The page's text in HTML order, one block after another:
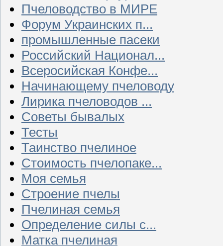
Пчеловодство в МИРЕ
Форум Украинских п...
промышленные пасеки
Российский Национал...
Всеросийская Конфе...
Начинающему пчеловоду
Лирика пчеловодов ...
Советы бывалых
Тесты
Таинство пчелиное
Стоимость пчелопаке...
Моя семья
Строение пчелы
Пчелиная семья
Определение силы с...
Матка пчелиная